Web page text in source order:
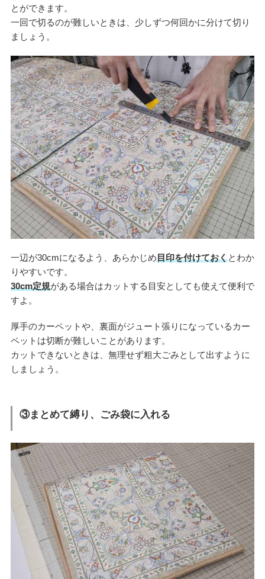
とができます。
一回で切るのが難しいときは、少しずつ何回かに分けて切り
ましょう。
一辺が30cmになるよう、あらかじめ目印を付けておくとわか
りやすいです。
30cm定規がある場合はカットする目安としても使えて便利で
すよ。
厚手のカーペットや、裏面がジュート張りになっているカー
ペットは切断が難しいことがあります。
カットできないときは、無理せず粗大ごみとして出すように
しましょう。
③まとめて縛り、ごみ袋に入れる